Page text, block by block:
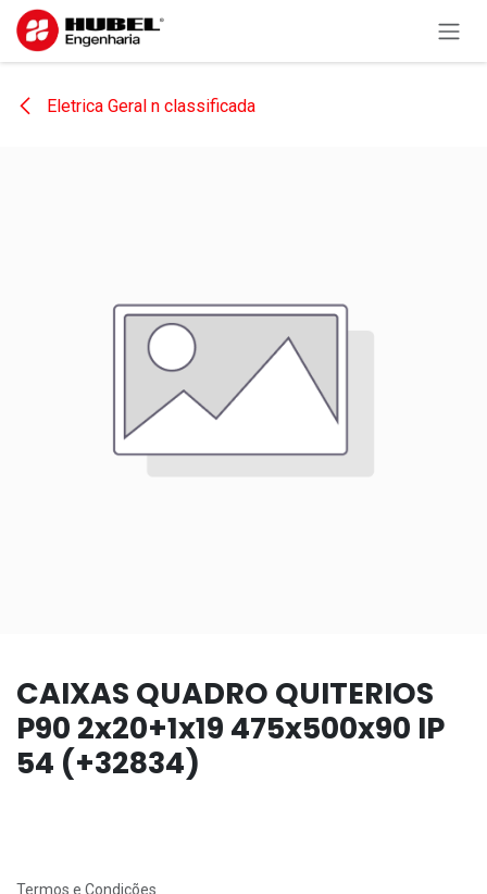
Pular para o conteúdo
Eletrica Geral n classificada
CAIXAS QUADRO QUITERIOS
P90 2x20+1x19 475x500x90 IP
54 (+32834)
Termos e Condições